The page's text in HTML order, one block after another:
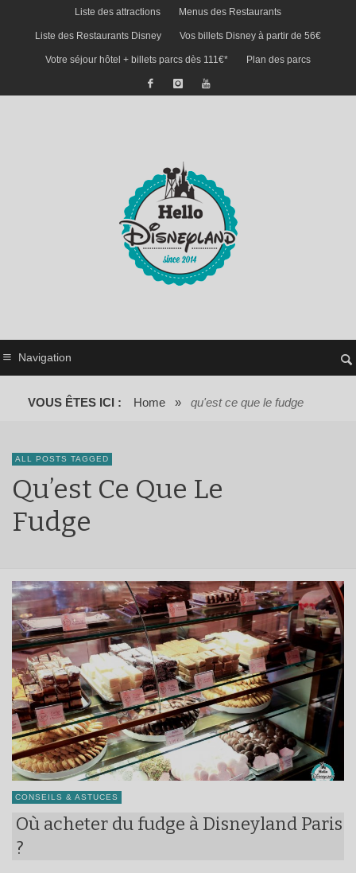
Liste des attractions Menus des Restaurants
Liste des Restaurants Disney Vos billets Disney à partir de 56€
Votre séjour hôtel + billets parcs dès 111€* Plan des parcs
Navigation
VOUS ÊTES ICI : Home » qu'est ce que le fudge
ALL POSTS TAGGED
Qu’est Ce Que Le
Fudge
CONSEILS & ASTUCES
Où acheter du fudge à Disneyland Paris
?